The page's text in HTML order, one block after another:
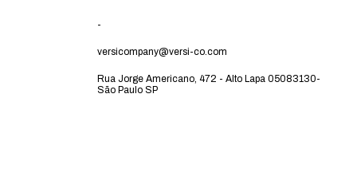
-
versicompany@versi-co.com
Rua Jorge Americano, 472 - Alto Lapa 05083130-
São Paulo SP